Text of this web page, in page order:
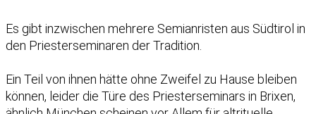
Es gibt inzwischen mehrere Semianristen aus Südtirol in
den Priesterseminaren der Tradition.
Ein Teil von ihnen hätte ohne Zweifel zu Hause bleiben
können, leider die Türe des Priesterseminars in Brixen,